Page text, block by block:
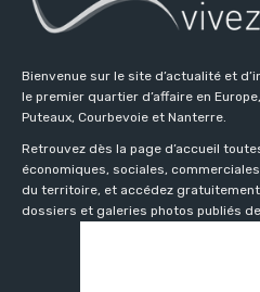
Bienvenue sur le site d’actualité et
le premier quartier d’affaire en
Puteaux, Courbevoie et Nanterre.
Retrouvez dès la page d’accueil
économiques, sociales,
du territoire, et accédez gratuitement
dossiers et galeries photos publiés